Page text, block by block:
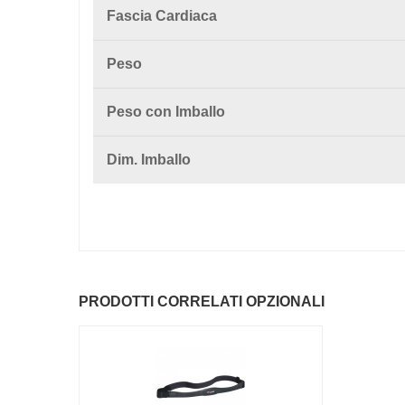
Fascia Cardiaca
Peso
Peso con Imballo
Dim. Imballo
PRODOTTI CORRELATI OPZIONALI